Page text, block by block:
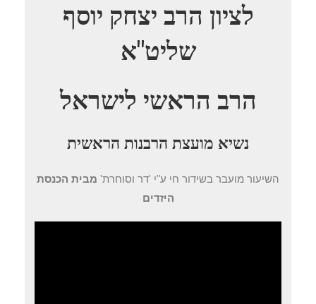
לציון הרב יצחק יוסף
שליט"א
הרב הראשי לישראל
נשיא מועצת הרבנות הראשית
השיעור מועבר בשידור חי ע"י 'דר וסוחרת' מבית הכנסת
היזדים